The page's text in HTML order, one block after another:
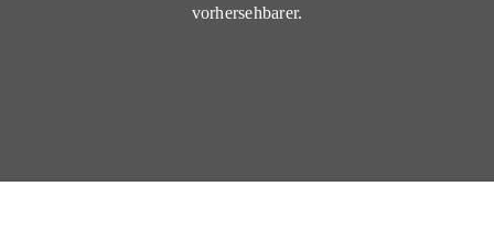
vorhersehbarer.